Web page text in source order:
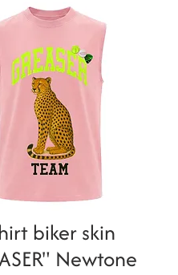
biker skin
Newtone